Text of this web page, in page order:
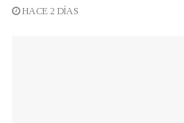
HACE 2 DÍAS